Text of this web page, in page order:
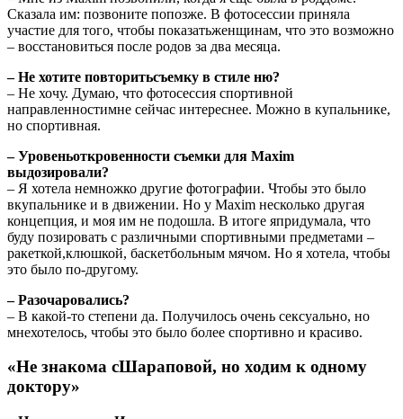
Сказала им: позвоните попозже. В фотосессии приняла
участие для того, чтобы показатьженщинам, что это возможно
– восстановиться после родов за два месяца.
– Не хотите повторитьсъемку в стиле ню?
– Не хочу. Думаю, что фотосессия спортивной
направленностимне сейчас интереснее. Можно в купальнике,
но спортивная.
– Уровеньоткровенности съемки для Maxim
выдозировали?
– Я хотела немножко другие фотографии. Чтобы это было
вкупальнике и в движении. Но у Maxim несколько другая
концепция, и моя им не подошла. В итоге япридумала, что
буду позировать с различными спортивными предметами –
ракеткой,клюшкой, баскетбольным мячом. Но я хотела, чтобы
это было по-другому.
– Разочаровались?
– В какой-то степени да. Получилось очень сексуально, но
мнехотелось, чтобы это было более спортивно и красиво.
«Не знакома сШараповой, но ходим к одному
доктору»